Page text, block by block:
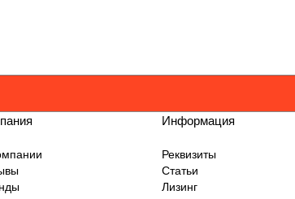
Информация
Реквизиты
Статьи
Лизинг